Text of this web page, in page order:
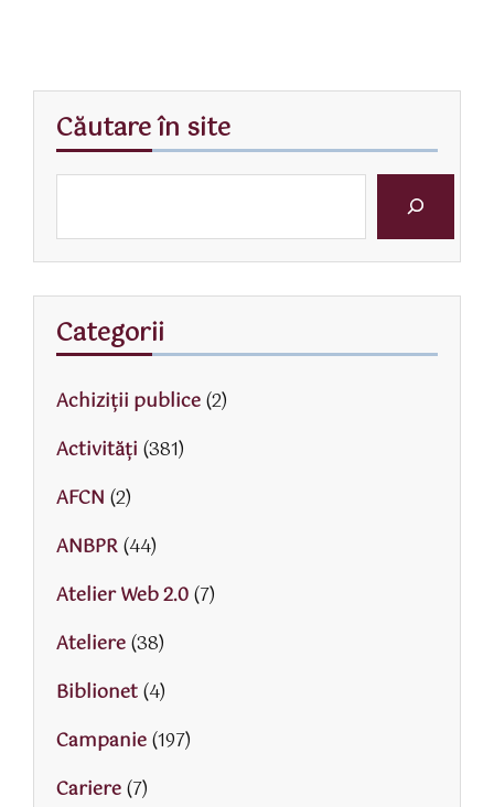
Căutare în site
Categorii
Achiziții publice(2)
Activităţi (381)
AFCN (2)
ANBPR(44)
Atelier Web 2.0(7)
Ateliere(38)
Biblionet(4)
Campanie(197)
Cariere(7)